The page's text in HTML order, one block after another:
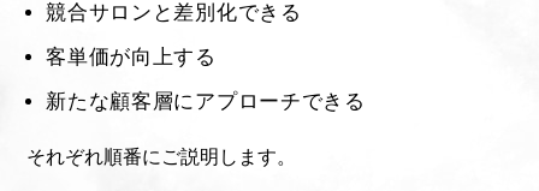
競合サロンと差別化できる
客単価が向上する
新たな顧客層にアプローチできる
それぞれ順番にご説明します。